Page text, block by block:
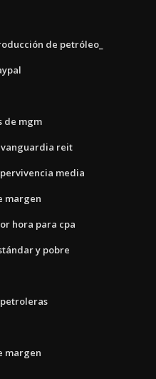
de petróleo_
de mgm
reit
media
margen
hora para cpa
y pobre
margen